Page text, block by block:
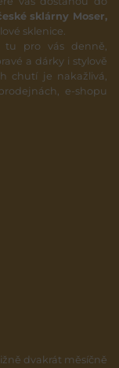
sklárny Moser,
sklenice.
tu pro vás denně,
a dárky i stylově
chutí je nakažlivá,
e-shopu
dvakrát měsíčně